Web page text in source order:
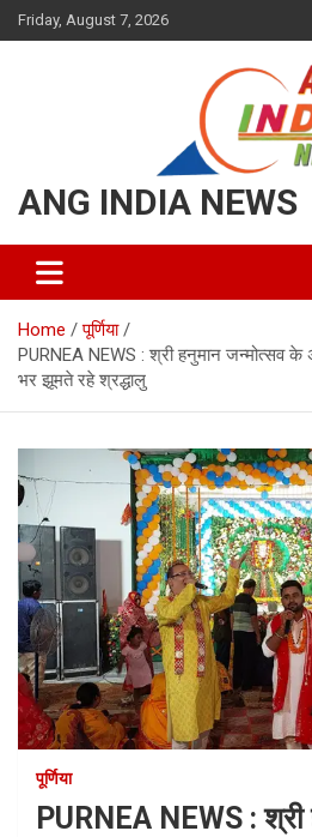
Skip
to
Friday, August 7, 2026
ANG INDIA NEWS
Home
पूर्णिया
PURNEA NEWS : श्री हनुमान जन्मोत्सव के
भर झूमते रहे श्रद्धालु
पूर्णिया
PURNEA NEWS : श्री